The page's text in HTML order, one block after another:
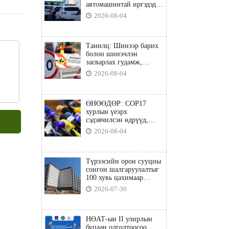
автомашинтай иргэдэд
шатахуун олгоно
2026-08-04
Танилц: Шинээр барих
болон шинэчлэн
засварлах гудамж,
замууд
2026-08-04
ӨНӨӨДӨР: COP17
хурлын үеэрх
сэдэвчилсэн өдрүүд,
үзвэр үйлчилгээний
талаар мэдээлнэ
2026-08-04
Түрээсийн орон сууцны
сонгон шалгаруулалтыг
100 хувь цахимаар
явуулна
2026-07-30
НӨАТ-ын II улирлын
буцаан олголтоосоо